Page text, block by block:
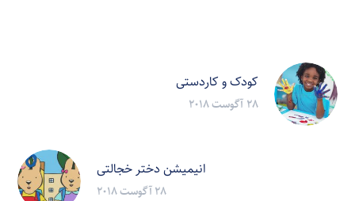
کودک و کاردستی
28 آگوست 2018
انیمیشن دختر خجالتی
28 آگوست 2018